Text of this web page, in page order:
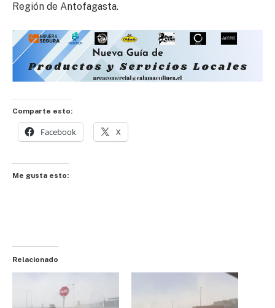
Región de Antofagasta.
Comparte esto:
Facebook X
Me gusta esto:
Relacionado